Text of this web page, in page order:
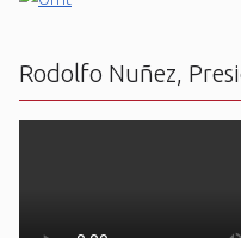
Rodolfo Nuñez,